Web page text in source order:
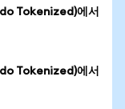
Tokenized)에서
Tokenized)에서